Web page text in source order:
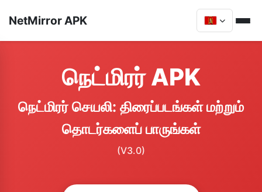
NetMirror APK
நெட்மிரர் APK
நெட்மிரர் செயலி: திரைப்படங்கள் மற்றும்
தொடர்களைப் பாருங்கள்
(V3.0)